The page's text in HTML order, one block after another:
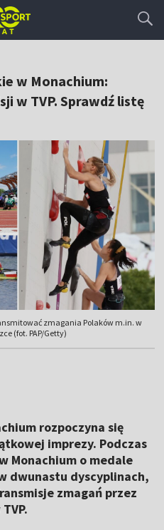
w Monachium:
w TVP. Sprawdź listę
zmagania Polaków m.in. w
(fot. PAP/Getty)
rozpoczyna się
imprezy. Podczas
Monachium o medale
dwunastu dyscyplinach,
zmagań przez